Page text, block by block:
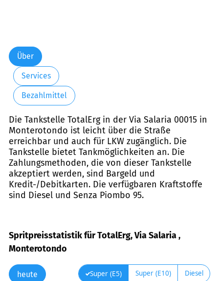
Über
Services
Bezahlmittel
Die Tankstelle TotalErg in der Via Salaria 00015 in
Monterotondo ist leicht über die Straße
erreichbar und auch für LKW zugänglich. Die
Tankstelle bietet Tankmöglichkeiten an. Die
Zahlungsmethoden, die von dieser Tankstelle
akzeptiert werden, sind Bargeld und
Kredit-/Debitkarten. Die verfügbaren Kraftstoffe
sind Diesel und Senza Piombo 95.
Spritpreisstatistik für TotalErg, Via Salaria ,
Monterotondo
heute Super (E5) Super (E10) Diesel